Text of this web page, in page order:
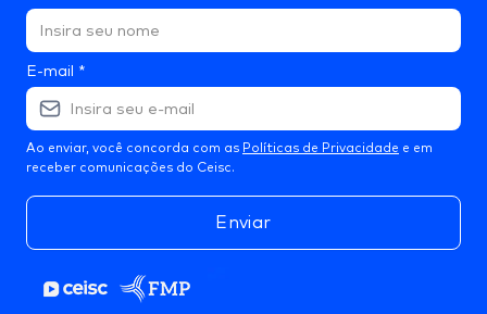
E-mail *
Ao enviar, você concorda com as Políticas de Privacidade e em
receber comunicações do Ceisc.
Enviar